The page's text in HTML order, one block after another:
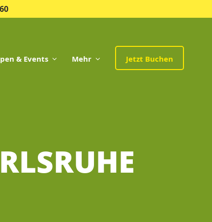
& Events Mehr Jetzt Buchen